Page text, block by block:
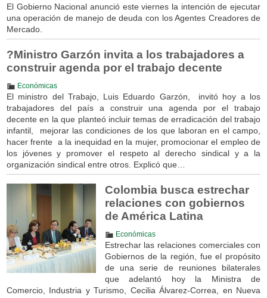
El Gobierno Nacional anunció este viernes la intención de ejecutar
una operación de manejo de deuda con los Agentes Creadores de
Mercado.
?Ministro Garzón invita a los trabajadores a
construir agenda por el trabajo decente
Económicas
El ministro del Trabajo, Luis Eduardo Garzón, invitó hoy a los
trabajadores del país a construir una agenda por el trabajo
decente en la que planteó incluir temas de erradicación del trabajo
infantil, mejorar las condiciones de los que laboran en el campo,
hacer frente a la inequidad en la mujer, promocionar el empleo de
los jóvenes y promover el respeto al derecho sindical y a la
organización sindical entre otros. Explicó que…
Colombia busca estrechar
relaciones con gobiernos
de América Latina
Económicas
Estrechar las relaciones comerciales con
Gobiernos de la región, fue el propósito
de una serie de reuniones bilaterales
que adelantó hoy la Ministra de
Comercio, Industria y Turismo, Cecilia Álvarez-Correa, en Nueva